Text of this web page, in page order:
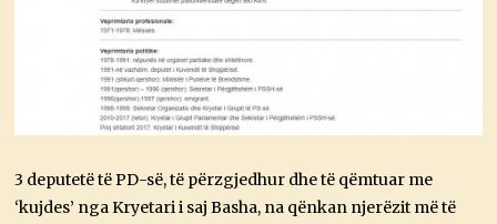
3 deputetë të PD-së, të përzgjedhur dhe të qëmtuar me
‘kujdes’ nga Kryetari i saj Basha, na qënkan njerëzit më të